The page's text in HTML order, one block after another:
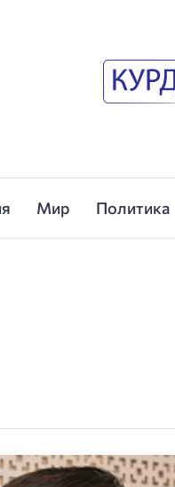
Мир Политика